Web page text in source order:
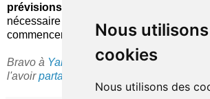
Nous
cookies
Nous utilisons des
prévisions
nécessaire de basculer dans la
commencer à apporter des réponses à
Bravo à Yann Abrassartpour cette
l'avoirpartagée